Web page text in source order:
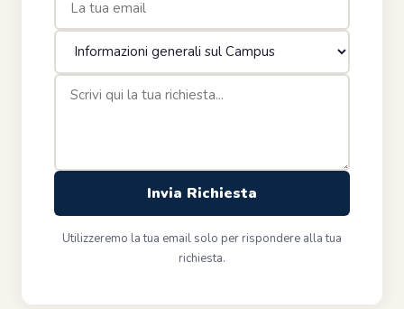
Invia Richiesta
Utilizzeremo la tua email solo per rispondere alla tua
richiesta.